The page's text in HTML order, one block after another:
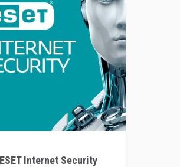
ESET Internet Security